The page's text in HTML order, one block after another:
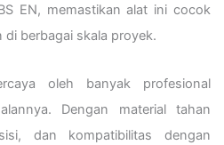
EN, memastikan alat ini cocok
berbagai skala proyek.
oleh banyak profesional
Dengan material tahan
dan kompatibilitas dengan